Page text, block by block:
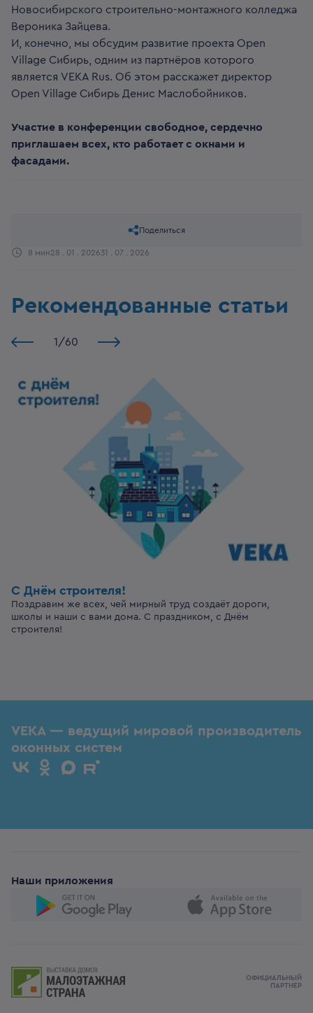
Новосибирского строительно-монтажного колледжа
Вероника Зайцева.
И, конечно, мы обсудим развитие проекта Open
Village Сибирь, одним из партнёров которого
является VEKA Rus. Об этом расскажет директор
Open Village Сибирь Денис Маслобойников.
Участие в конференции свободное, сердечно
приглашаем всех, кто работает с окнами и
фасадами.
8 мин28 . 01 . 202631 . 07 . 2026
Поделиться
Рекомендованные статьи
1 /60
С Днём строителя!
Поздравим же всех, чей мирный труд создаёт дороги,
школы и наши с вами дома. С праздником, с Днём
строителя!
VEKA — ведущий мировой производитель
оконных систем
Наши приложения
ОФИЦИАЛЬНЫЙ
ПАРТНЕР